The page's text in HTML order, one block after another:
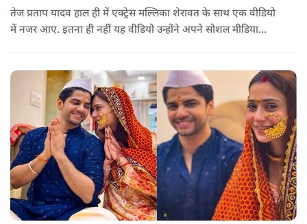
तेज प्रताप यादव हाल ही में एक्ट्रेस मल्लिका शेरावत के साथ एक वीडियो
में नजर आए. इतना ही नहीं यह वीडियो उन्होंने अपने सोशल मीडिया